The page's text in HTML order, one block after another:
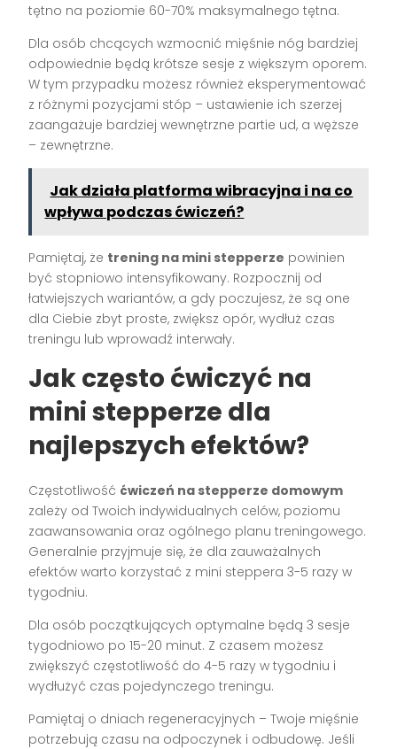
tętno na poziomie 60-70% maksymalnego tętna.
Dla osób chcących wzmocnić mięśnie nóg bardziej
odpowiednie będą krótsze sesje z większym oporem.
W tym przypadku możesz również eksperymentować
z różnymi pozycjami stóp – ustawienie ich szerzej
zaangażuje bardziej wewnętrzne partie ud, a węższe
– zewnętrzne.
Jak działa platforma wibracyjna i na co
wpływa podczas ćwiczeń?
Pamiętaj, że trening na mini stepperze powinien
być stopniowo intensyfikowany. Rozpocznij od
łatwiejszych wariantów, a gdy poczujesz, że są one
dla Ciebie zbyt proste, zwiększ opór, wydłuż czas
treningu lub wprowadź interwały.
Jak często ćwiczyć na
mini stepperze dla
najlepszych efektów?
Częstotliwość ćwiczeń na stepperze domowym
zależy od Twoich indywidualnych celów, poziomu
zaawansowania oraz ogólnego planu treningowego.
Generalnie przyjmuje się, że dla zauważalnych
efektów warto korzystać z mini steppera 3-5 razy w
tygodniu.
Dla osób początkujących optymalne będą 3 sesje
tygodniowo po 15-20 minut. Z czasem możesz
zwiększyć częstotliwość do 4-5 razy w tygodniu i
wydłużyć czas pojedynczego treningu.
Pamiętaj o dniach regeneracyjnych – Twoje mięśnie
potrzebują czasu na odpoczynek i odbudowę. Jeśli